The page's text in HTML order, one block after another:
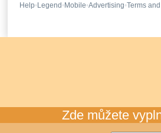
Zde můžete